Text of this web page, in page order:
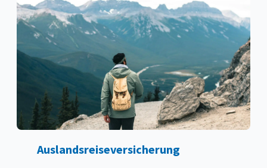
Auslandsreiseversicherung